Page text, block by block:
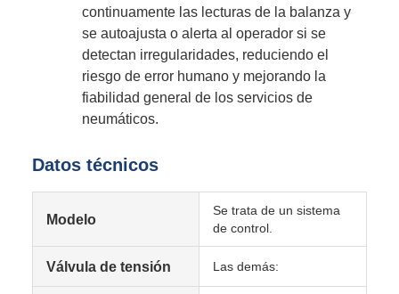
continuamente las lecturas de la balanza y
se autoajusta o alerta al operador si se
detectan irregularidades, reduciendo el
riesgo de error humano y mejorando la
fiabilidad general de los servicios de
neumáticos.
Datos técnicos
Modelo
Se trata de un sistema
de control.
Válvula de tensión Las demás: